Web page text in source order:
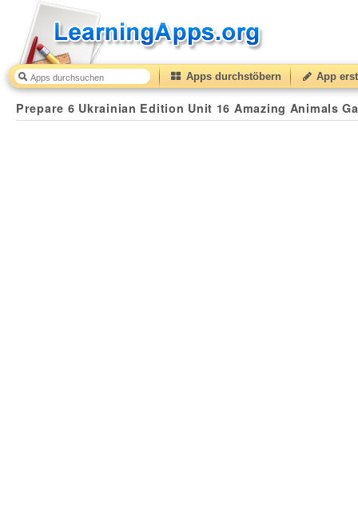
Apps durchstöbern App
Prepare 6 Ukrainian Edition Unit 16 Amazing Animals